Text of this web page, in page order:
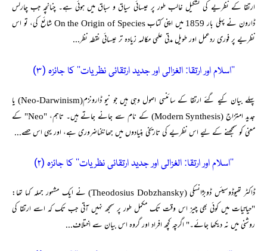
ارتقا کے نظریے کی تشکیل غالب طور پر عیسائی سیاق و سباق میں ہوئی ہے۔ چنانچہ جب چارلس
ڈارون نے پہلی بار 1859 میں اپنی کتاب On the Origin of Species شائع کی، تو اس
نظریے پر فوری ردعمل اور طویل مدتی علمی مکالمہ زیادہ تر عیسائی نقطہ نظر...
’’اسلام اور ارتقا: الغزالی اور جدید ارتقائی نظریات‘‘ کا جائزہ (۳)
پہلے بیان کیے گئے ارتقا کے سائنسی اصول وہی ہیں جو نیو ڈارونزم(Neo-Darwinism) یا
جدید امتزاج (Modern Synthesis) کے نام سے جانے جاتے ہیں۔ تاہم، "Neo" کے
معنی کو سمجھنے کے لیے اس نظریے کی تاریخی بنیادوں میں جھانکناضروری ہے، اور یہی اس حصے...
’’اسلام اور ارتقا: الغزالی اور جدید ارتقائی نظریات‘‘ کا جائزہ (۲)
ڈاکٹر تھیوڈوسیئس ڈوبژانسکی (Theodosius Dobzhansky) نے ایک مشہور جملہ کہا تھا:
"حیاتیات میں کوئی بھی چیز اس وقت تک مکمل طور پر سمجھ نہیں آتی جب تک کہ اسے ارتقا کی
روشنی میں نہ دیکھا جائے۔" اگرچہ کچھ افراد اور گروہ اس بیان سے اختلاف...